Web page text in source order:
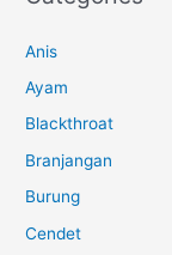
Anis
Ayam
Blackthroat
Branjangan
Burung
Cendet